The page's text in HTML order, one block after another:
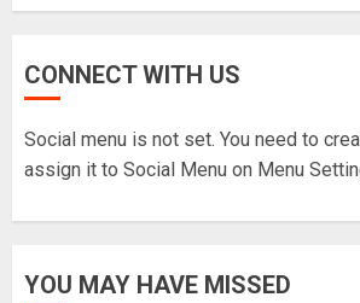
के शशांकको नेतृत्वमा
: मिस नेपाल दीपमाला
CONNECT WITH US
Social menu is not set. You need to
assign it to Social Menu on Menu
YOU MAY HAVE MISSED